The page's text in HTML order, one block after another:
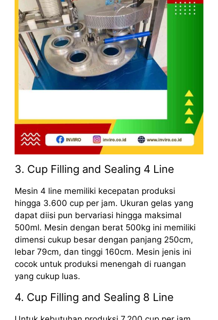
3. Cup Filling and Sealing 4 Line
Mesin 4 line memiliki kecepatan produksi
hingga 3.600 cup per jam. Ukuran gelas yang
dapat diisi pun bervariasi hingga maksimal
500ml. Mesin dengan berat 500kg ini memiliki
dimensi cukup besar dengan panjang 250cm,
lebar 79cm, dan tinggi 160cm. Mesin jenis ini
cocok untuk produksi menengah di ruangan
yang cukup luas.
4. Cup Filling and Sealing 8 Line